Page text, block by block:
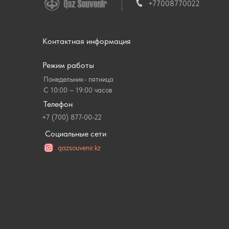
+77008770022
Контактная информация
Режим работы
Понедельник- пятница
С 10:00 – 19:00 часов
Телефон
+7 (700) 877-00-22
Социальные сети
qazsouvenir.kz